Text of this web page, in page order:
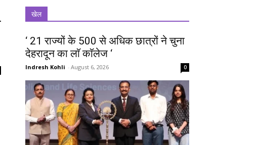
खेल
‘ 21 राज्यों के 500 से अधिक छात्रों ने चुना
देहरादून का लाॅ काॅलेज ‘
Indresh Kohli - August 6, 2026 0